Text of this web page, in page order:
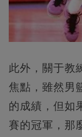
此外，關于教
焦點，雖然男
的成績，但如
賽的冠軍，那